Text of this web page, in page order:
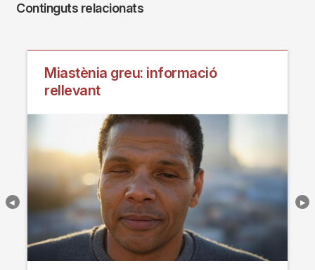
Continguts relacionats
Miastènia greu: informació
rellevant